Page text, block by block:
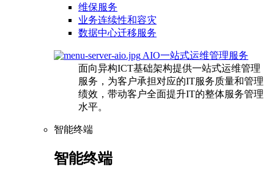
维保服务
业务连续性和容灾
数据中心迁移服务
AIO一站式运维管理服务
面向异构ICT基础架构提供一站式运维管理
服务，为客户承担对应的IT服务质量和管理
绩效，带动客户全面提升IT的整体服务管理
水平。
智能终端
智能终端